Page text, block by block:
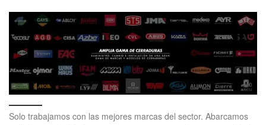
Solo trabajamos con las mejores marcas del sector. Abarcamos